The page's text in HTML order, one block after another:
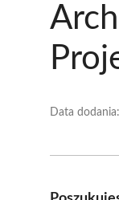
Data dodania: